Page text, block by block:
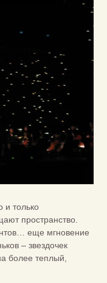
и только
пространство.
еще мгновение
– звездочек
более теплый,